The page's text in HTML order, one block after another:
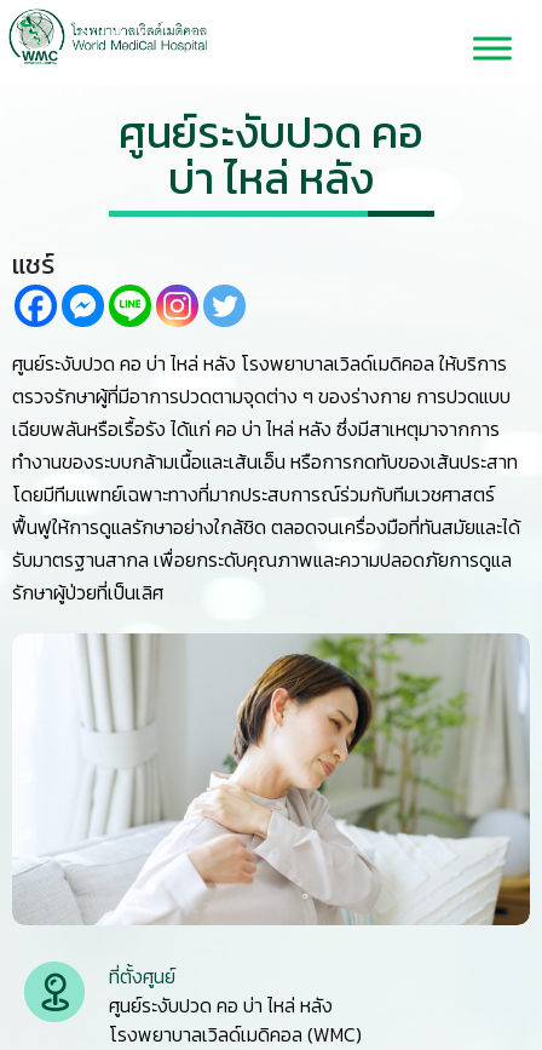
ศูนย์ระงับปวด คอ
บ่า ไหล่ หลัง
แชร์
ศูนย์ระงับปวด คอ บ่า ไหล่ หลัง โรงพยาบาลเวิลด์เมดิคอล ให้บริการ
ตรวจรักษาผู้ที่มีอาการปวดตามจุดต่าง ๆ ของร่างกาย การปวดแบบ
เฉียบพลันหรือเรื้อรัง ได้แก่ คอ บ่า ไหล่ หลัง ซึ่งมีสาเหตุมาจากการ
ทำงานของระบบกล้ามเนื้อและเส้นเอ็น หรือการกดทับของเส้นประสาท
โดยมีทีมแพทย์เฉพาะทางที่มากประสบการณ์ร่วมกับทีมเวชศาสตร์
ฟื้นฟูให้การดูแลรักษาอย่างใกล้ชิด ตลอดจนเครื่องมือที่ทันสมัยและได้
รับมาตรฐานสากล เพื่อยกระดับคุณภาพและความปลอดภัยการดูแล
รักษาผู้ป่วยที่เป็นเลิศ
ที่ตั้งศูนย์
ศูนย์ระงับปวด คอ บ่า ไหล่ หลัง
โรงพยาบาลเวิลด์เมดิคอล (WMC)